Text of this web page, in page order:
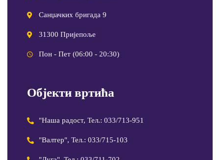
Санџачких бригада 9
31300 Пријепоље
Пон - Пет (06:00 - 20:30)
Објекти вртића
"Наша радост, Тел.: 033/713-951
"Валтер", Тел.: 033/715-103